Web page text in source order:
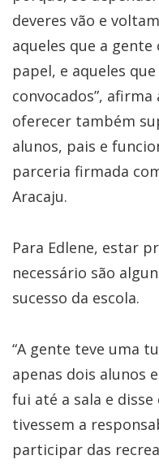
deveres vão e
aqueles que a gente
papel, e aqueles
convocados”,
oferecer também
alunos, pais e
parceria firmada
Aracaju.
Para Edlene, estar
necessário são
sucesso da escola.
“A gente teve uma
apenas dois alunos
fui até a sala e
tivessem a
participar das